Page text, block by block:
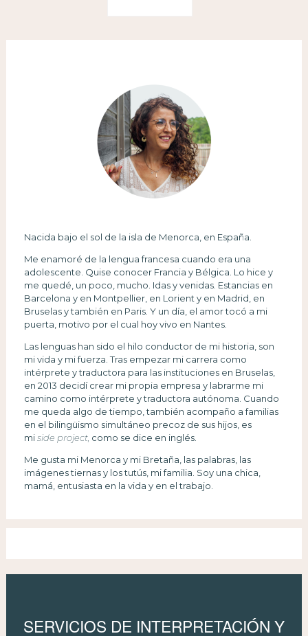
Nacida bajo el sol de la isla de Menorca, en España.
Me enamoré de la lengua francesa cuando era una
adolescente. Quise conocer Francia y Bélgica. Lo hice y
me quedé, un poco, mucho. Idas y venidas. Estancias en
Barcelona y en Montpellier, en Lorient y en Madrid, en
Bruselas y también en Paris. Y un día, el amor tocó a mi
puerta, motivo por el cual hoy vivo en Nantes.
Las lenguas han sido el hilo conductor de mi historia, son
mi vida y mi fuerza. Tras empezar mi carrera como
intérprete y traductora para las instituciones en Bruselas,
en 2013 decidí crear mi propia empresa y labrarme mi
camino como intérprete y traductora autónoma. Cuando
me queda algo de tiempo, también acompaño a familias
en el bilingüismo simultáneo precoz de sus hijos, es
mi side project, como se dice en inglés.
Me gusta mi Menorca y mi Bretaña, las palabras, las
imágenes tiernas y los tutús, mi familia. Soy una chica,
mamá, entusiasta en la vida y en el trabajo.
SERVICIOS DE INTERPRETACIÓN Y